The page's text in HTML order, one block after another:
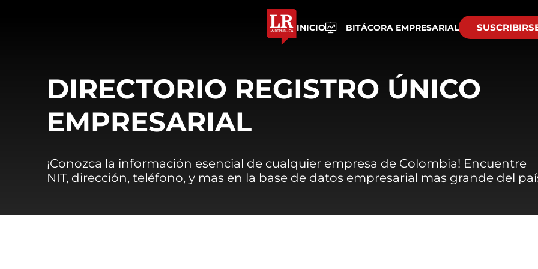
INICIO BITÁCORA EMPRESARIAL
DIRECTORIO REGISTRO ÚNICO
EMPRESARIAL
¡Conozca la información esencial de cualquier empresa de Colombia! Encuentre
NIT, dirección, teléfono, y mas en la base de datos empresarial mas grande del